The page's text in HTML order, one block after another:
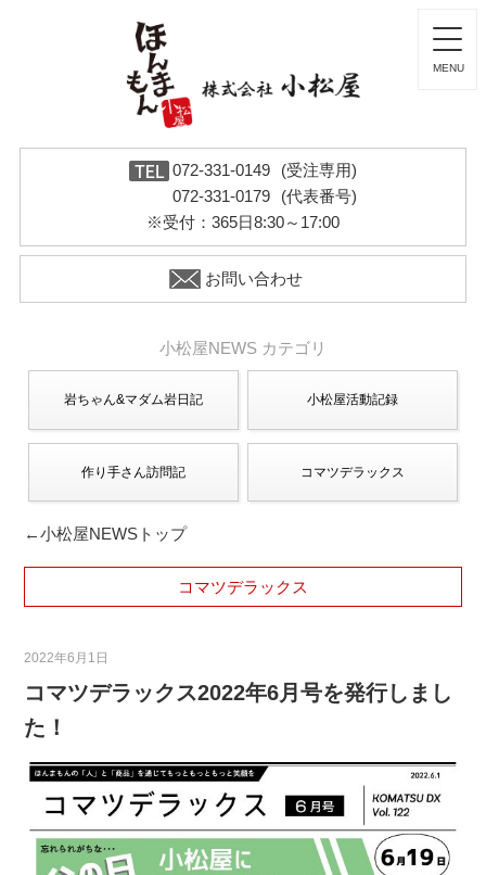
072-331-0149
(受注専用)
072-331-0179
(代表番号)
※受付：365日8:30～17:00
お問い合わせ
小松屋NEWS カテゴリ
岩ちゃん&マダム岩日記 小松屋活動記録
作り手さん訪問記 コマツデラックス
←小松屋NEWSトップ
コマツデラックス
2022年6月1日
コマツデラックス2022年6月号を発行しまし
た！